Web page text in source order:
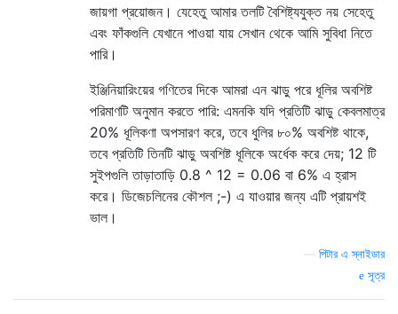
জায়গা প্রয়োজন। যেহেতু আমার তলটি বৈশিষ্ট্যযুক্ত নয় সেহেতু
এবং ফাঁকগুলি যেখানে পাওয়া যায় সেখান থেকে আমি সুবিধা নিতে
পারি।
ইঞ্জিনিয়ারিংয়ের গণিতের দিকে আমরা এন ঝাড়ু পরে ধূলির অবশিষ্ট
পরিমাণটি অনুমান করতে পারি: এমনকি যদি প্রতিটি ঝাড়ু কেবলমাত্র
20% ধূলিকণা অপসারণ করে, তবে ধুলির ৮০% অবশিষ্ট থাকে,
তবে প্রতিটি তিনটি ঝাড়ু অবশিষ্ট ধূলিকে অর্ধেক করে দেয়; 12 টি
সুইপগুলি তাড়াতাড়ি 0.8 ^ 12 = 0.06 বা 6% এ হ্রাস
করে। ডিজেচলিনের কৌশল ;-) এ যাওয়ার জন্য এটি প্রায়শই
ভাল।
পিটার এ স্নাইডার
সূত্র